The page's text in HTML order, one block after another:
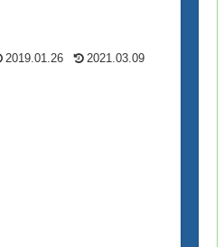
2019.01.26 2021.03.09